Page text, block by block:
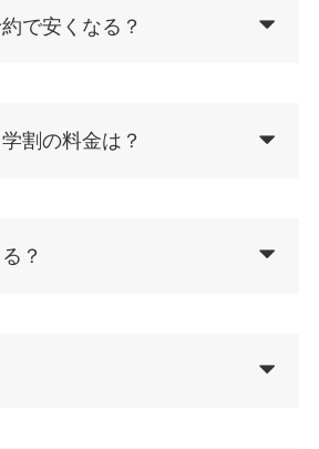
で安くなる？
割の料金は？
？